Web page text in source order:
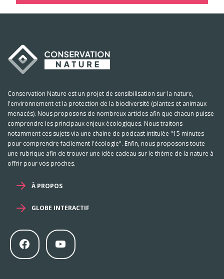
Conservation Nature est un projet de sensibilisation sur la nature,
l'environnement et la protection de la biodiversité (plantes et animaux
menacés). Nous proposons de nombreux articles afin que chacun puisse
comprendre les principaux enjeux écologiques. Nous traitons
notamment ces sujets via une chaine de podcast intitulée "15 minutes
pour comprendre facilement l'écologie". Enfin, nous proposons toute
une rubrique afin de trouver une idée cadeau sur le thème de la nature à
offrir pour vos proches.
À PROPOS
GLOBE INTERACTIF